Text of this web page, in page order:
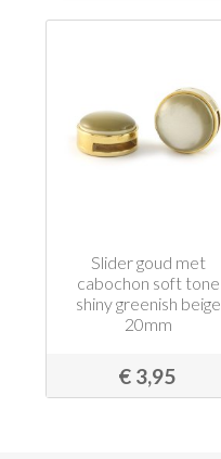
Slider goud met
cabochon soft tone
shiny greenish beige
20mm
€ 3,95